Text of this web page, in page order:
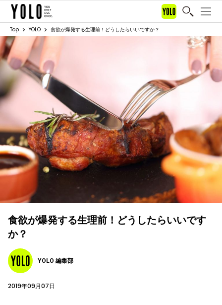
Top YOLO 食欲が爆発する生理前！どうしたらいいですか？
食欲が爆発する生理前！どうしたらいいです
か？
YOLO 編集部
2019年09月07日